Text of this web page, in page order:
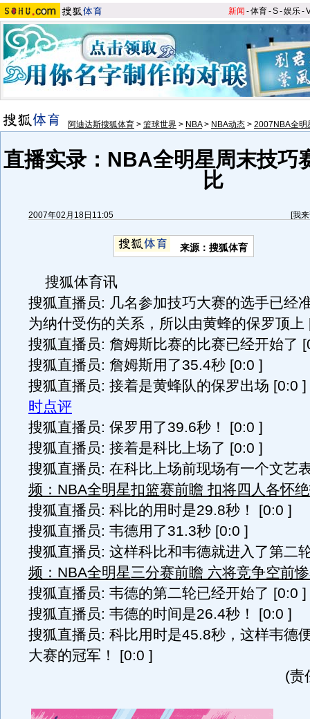
新闻 -体育-S-娱乐-
阿迪达斯搜狐体育 > 篮球世界 > NBA> NBA动态 > 2007NBA全明
直播实录：NBA全明星周末技巧
比
2007年02月18日11:05 [我
来源：搜狐体育
搜狐体育讯
搜狐直播员: 几名参加技巧大赛的选手已经
为纳什受伤的关系，所以由黄蜂的保罗顶上
搜狐直播员: 詹姆斯比赛的比赛已经开始了
搜狐直播员: 詹姆斯用了35.4秒 [0:0 ]
搜狐直播员: 接着是黄蜂队的保罗出场 [0:0 ]
时点评
搜狐直播员: 保罗用了39.6秒！ [0:0 ]
搜狐直播员: 接着是科比上场了 [0:0 ]
搜狐直播员: 在科比上场前现场有一个文艺
频：NBA全明星扣篮赛前瞻 扣将四人各怀
搜狐直播员: 科比的用时是29.8秒！ [0:0 ]
搜狐直播员: 韦德用了31.3秒 [0:0 ]
搜狐直播员: 这样科比和韦德就进入了第二
频：NBA全明星三分赛前瞻 六将竞争空前
搜狐直播员: 韦德的第二轮已经开始了 [0:0 ]
搜狐直播员: 韦德的时间是26.4秒！ [0:0 ]
搜狐直播员: 科比用时是45.8秒，这样韦德
大赛的冠军！ [0:0 ]
(责